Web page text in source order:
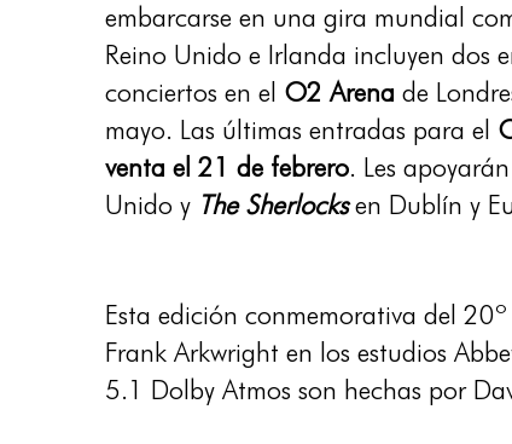
embarcarse en una gira mundial
Reino Unido e Irlanda incluyen dos
conciertos en el O2 Arena de
mayo. Las últimas entradas para el
venta el 21 de febrero. Les apoyarán
Unido y The Sherlocksen Dublín y
Esta edición conmemorativa del
Frank Arkwright en los estudios
5.1 Dolby Atmos son hechas por